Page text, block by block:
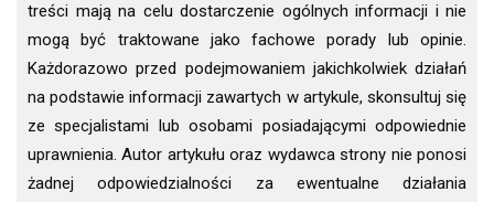
treści mają na celu dostarczenie ogólnych informacji i nie
mogą być traktowane jako fachowe porady lub opinie.
Każdorazowo przed podejmowaniem jakichkolwiek działań
na podstawie informacji zawartych w artykule, skonsultuj się
ze specjalistami lub osobami posiadającymi odpowiednie
uprawnienia. Autor artykułu oraz wydawca strony nie ponosi
żadnej odpowiedzialności za ewentualne działania